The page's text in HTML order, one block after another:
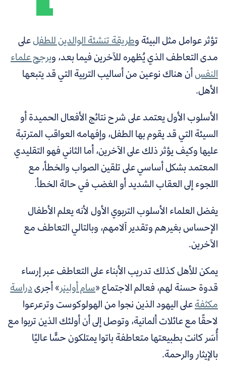
تؤثر عوامل مثل البيئة وطريقة تنشئة الوالدين للطفلعلى
مدى التعاطف الذي يُظهره للآخرين فيما بعد، ويرجح علماء
النفسأن هناك نوعين من أساليب التربية التي قد يتبعها
الأهل.
الأسلوب الأول يعتمد على شرح نتائج الأفعال الحميدة أو
السيئة التي قد يقوم بها الطفل، وإفهامه العواقب المترتبة
عليها وكيف يؤثر ذلك على الآخرين، أما الثاني فهو التقليدي
المعتمد بشكل أساسي على تلقين الصواب والخطأ، مع
اللجوء إلى العقاب الشديد أو الغضب في حالة الخطأ.
يفضل العلماء الأسلوب التربوي الأول لأنه يعلم الأطفال
الإحساس بغيرهم وتقدير آلامهم، وبالتالي التعاطف مع
الآخرين.
يمكن للأهل كذلك تدريب الأبناء على التعاطف عبر إرساء
قدوة حسنة لهم، فعالم الاجتماع «سام أولينر» أجرىدراسة
مكثفةعلىاليهود الذين نجوا من الهولوكوست وترعرعوا
لاحقًا مع عائلات ألمانية، وتوصل إلى أن أولئك الذين تربوا مع
أُسَر كانت بطبيعتها متعاطفة باتوا يمتلكون حسًّا عاليًا
بالإيثار والرحمة.